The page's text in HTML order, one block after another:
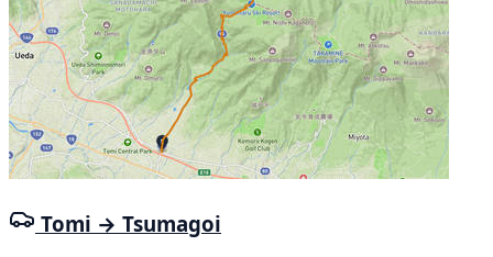
Tomi → Tsumagoi